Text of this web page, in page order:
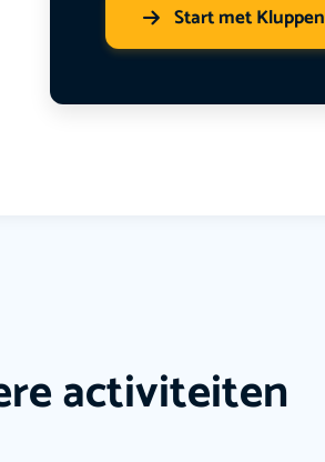
Start met Kluppen
activiteiten